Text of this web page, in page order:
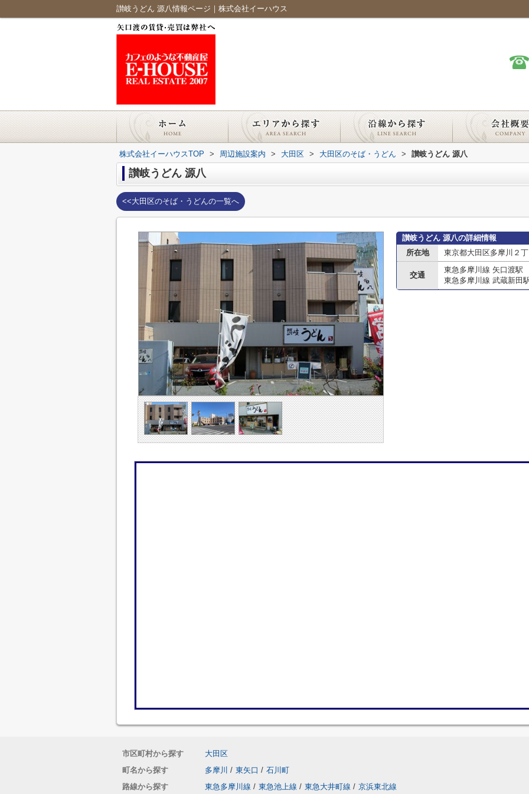
讃岐うどん 源八情報ページ｜株式会社イーハウス
株式会社イーハウスTOP > 周辺施設案内 > 大田区 > 大田区のそば・うどん > 讃岐うどん 源八
讃岐うどん 源八
<<大田区のそば・うどんの一覧へ
讃岐うどん 源八の詳細情報
所在地
東京都大田区多摩川２
交通
東急多摩川線 矢口渡駅
東急多摩川線 武蔵新田
市区町村から探す
大田区
町名から探す
多摩川 / 東矢口 / 石川町
路線から探す
東急多摩川線 / 東急池上線 / 東急大井町線 / 京浜東北線